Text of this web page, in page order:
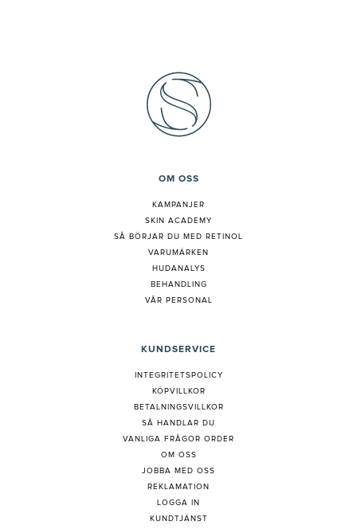
OM OSS
KAMPANJER
SKIN ACADEMY
SÅ BÖRJAR DU MED RETINOL
VARUMÄRKEN
HUDANALYS
BEHANDLING
VÅR PERSONAL
KUNDSERVICE
INTEGRITETSPOLICY
KÖPVILLKOR
BETALNINGSVILLKOR
SÅ HANDLAR DU
VANLIGA FRÅGOR ORDER
OM OSS
JOBBA MED OSS
REKLAMATION
LOGGA IN
KUNDTJÄNST